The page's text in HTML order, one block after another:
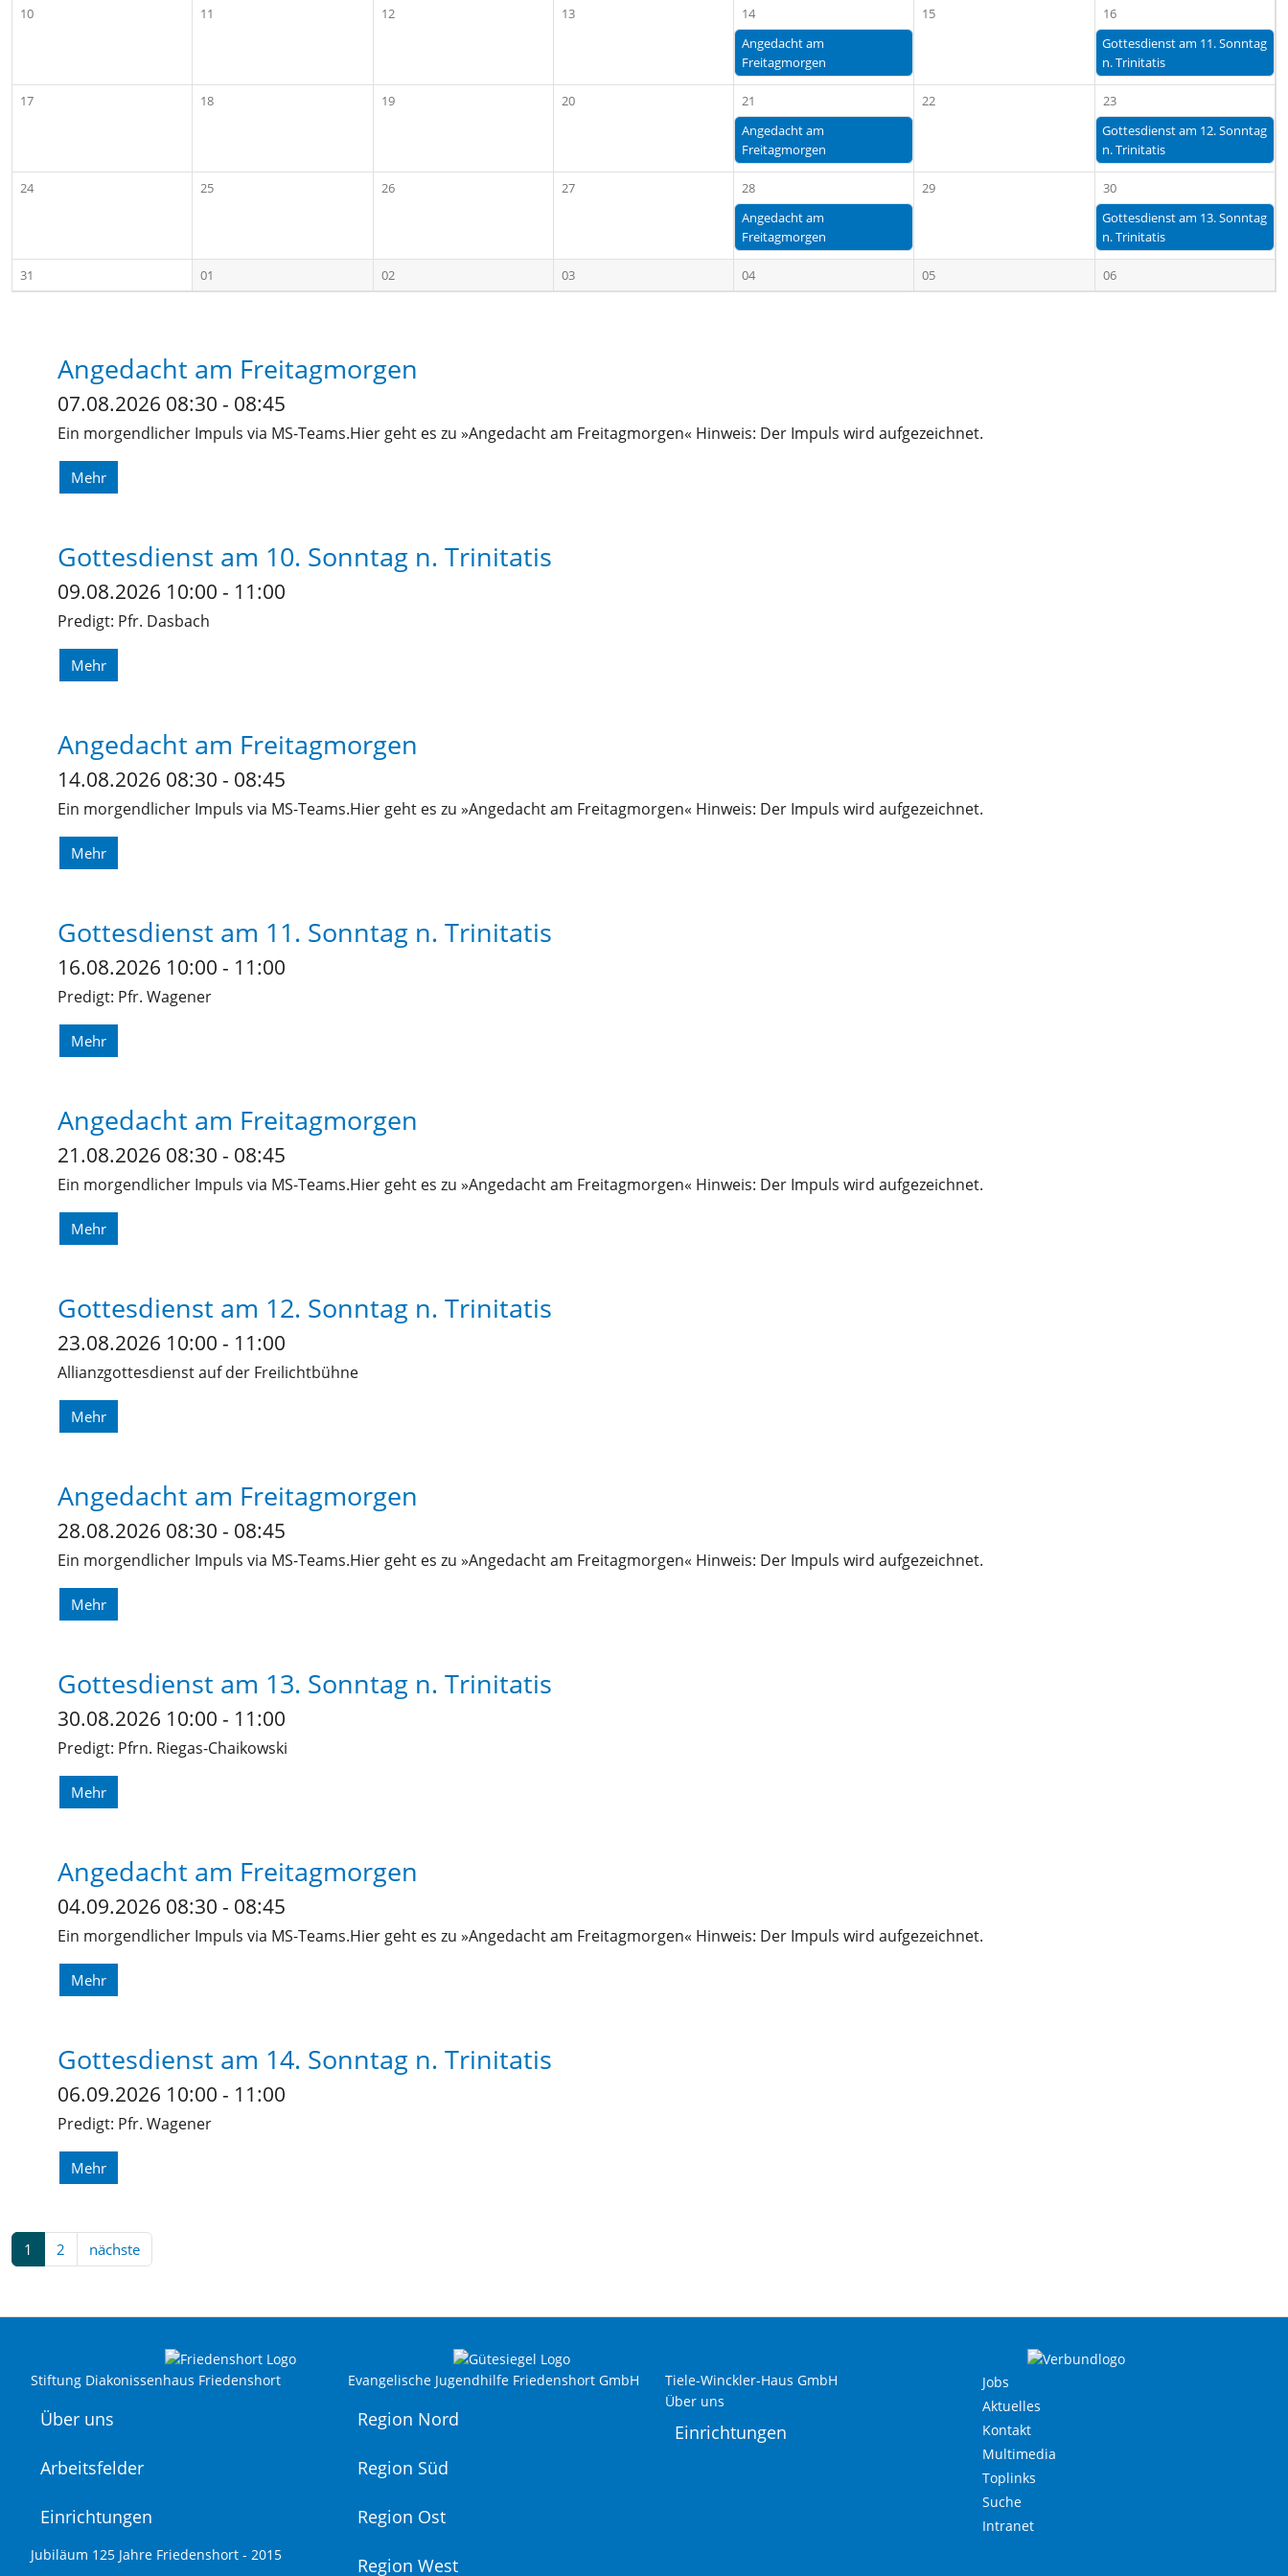
10 11 12 13
14
Angedacht am
Freitagmorgen
15
16
Gottesdienst am 11. Sonntag
n. Trinitatis
17 18 19 20
21
Angedacht am
Freitagmorgen
22
23
Gottesdienst am 12. Sonntag
n. Trinitatis
24 25 26 27
28
Angedacht am
Freitagmorgen
29
30
Gottesdienst am 13. Sonntag
n. Trinitatis
31 01 02 03 04 05 06
Angedacht am Freitagmorgen
07.08.2026 08:30 - 08:45
Ein morgendlicher Impuls via MS-Teams.Hier geht es zu »Angedacht am Freitagmorgen« Hinweis: Der Impuls wird aufgezeichnet.
Mehr
Gottesdienst am 10. Sonntag n. Trinitatis
09.08.2026 10:00 - 11:00
Predigt: Pfr. Dasbach
Mehr
Angedacht am Freitagmorgen
14.08.2026 08:30 - 08:45
Ein morgendlicher Impuls via MS-Teams.Hier geht es zu »Angedacht am Freitagmorgen« Hinweis: Der Impuls wird aufgezeichnet.
Mehr
Gottesdienst am 11. Sonntag n. Trinitatis
16.08.2026 10:00 - 11:00
Predigt: Pfr. Wagener
Mehr
Angedacht am Freitagmorgen
21.08.2026 08:30 - 08:45
Ein morgendlicher Impuls via MS-Teams.Hier geht es zu »Angedacht am Freitagmorgen« Hinweis: Der Impuls wird aufgezeichnet.
Mehr
Gottesdienst am 12. Sonntag n. Trinitatis
23.08.2026 10:00 - 11:00
Allianzgottesdienst auf der Freilichtbühne
Mehr
Angedacht am Freitagmorgen
28.08.2026 08:30 - 08:45
Ein morgendlicher Impuls via MS-Teams.Hier geht es zu »Angedacht am Freitagmorgen« Hinweis: Der Impuls wird aufgezeichnet.
Mehr
Gottesdienst am 13. Sonntag n. Trinitatis
30.08.2026 10:00 - 11:00
Predigt: Pfrn. Riegas-Chaikowski
Mehr
Angedacht am Freitagmorgen
04.09.2026 08:30 - 08:45
Ein morgendlicher Impuls via MS-Teams.Hier geht es zu »Angedacht am Freitagmorgen« Hinweis: Der Impuls wird aufgezeichnet.
Mehr
Gottesdienst am 14. Sonntag n. Trinitatis
06.09.2026 10:00 - 11:00
Predigt: Pfr. Wagener
Mehr
1 2 nächste
Stiftung Diakonissenhaus Friedenshort
Über uns
Arbeitsfelder
Einrichtungen
Jubiläum 125 Jahre Friedenshort - 2015
Evangelische Jugendhilfe Friedenshort GmbH
Region Nord
Region Süd
Region Ost
Region West
Tiele-Winckler-Haus GmbH
Über uns
Einrichtungen
Jobs
Aktuelles
Kontakt
Multimedia
Toplinks
Suche
Intranet